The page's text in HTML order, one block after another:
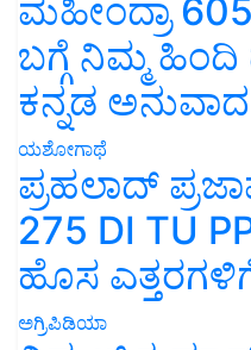
ಮಹೀಂದ್ರಾ 605
ಬಗ್ಗೆ ನಿಮ್ಮ
ಕನ್ನಡ
ಯಶೋಗಾಥೆ
ಪ್ರಹಲಾದ್
275 DI TU
ಹೊಸ
ಅಗ್ರಿಪಿಡಿಯಾ